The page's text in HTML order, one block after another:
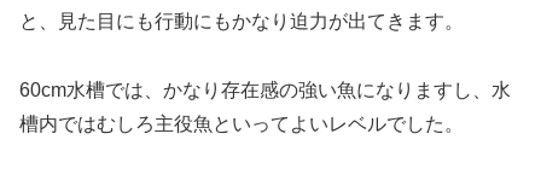
と、見た目にも行動にもかなり迫力が出てきます。
60cm水槽では、かなり存在感の強い魚になりますし、水
槽内ではむしろ主役魚といってよいレベルでした。